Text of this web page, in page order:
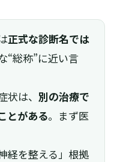
正式な診断名では
“総称”に近い言
状は、 別の治療で
とがある。まず医
経を整える」根拠